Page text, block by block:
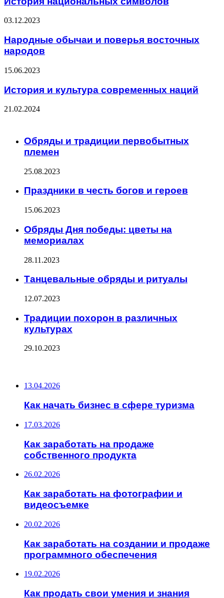
03.12.2023
Народные обычаи и поверья восточных
народов
15.06.2023
История и культура современных наций
21.02.2024
Обряды и традиции первобытных
племен
25.08.2023
Праздники в честь богов и героев
15.06.2023
Обряды Дня победы: цветы на
мемориалах
28.11.2023
Танцевальные обряды и ритуалы
12.07.2023
Традиции похорон в различных
культурах
29.10.2023
13.04.2026
Как начать бизнес в сфере туризма
17.03.2026
Как заработать на продаже
собственного продукта
26.02.2026
Как заработать на фотографии и
видеосъемке
20.02.2026
Как заработать на создании и продаже
программного обеспечения
19.02.2026
Как продать свои умения и знания